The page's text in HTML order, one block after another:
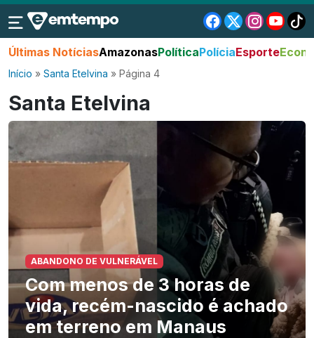
Últimas NotíciasAmazonasPolíticaPolíciaEsporte
Início » Santa Etelvina » Página 4
Santa Etelvina
ABANDONO DE VULNERÁVEL
Com menos de 3 horas de
vida, recém-nascido é achado
em terreno em Manaus